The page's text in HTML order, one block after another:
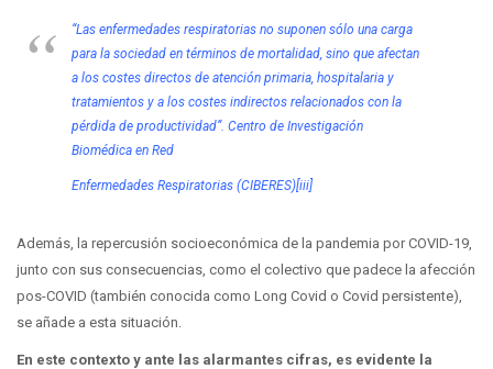
“Las enfermedades respiratorias no suponen sólo una carga
para la sociedad en términos de mortalidad, sino que afectan
a los costes directos de atención primaria, hospitalaria y
tratamientos y a los costes indirectos relacionados con la
pérdida de productividad”. Centro de Investigación
Biomédica en Red
Enfermedades Respiratorias (CIBERES)[iii]
Además, la repercusión socioeconómica de la pandemia por COVID-19,
junto con sus consecuencias, como el colectivo que padece la afección
pos-COVID (también conocida como Long Covid o Covid persistente),
se añade a esta situación.
En este contexto y ante las alarmantes cifras, es evidente la